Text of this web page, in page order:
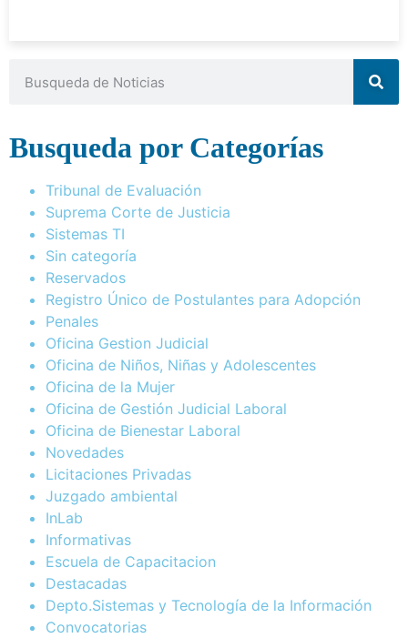
Busqueda por Categorías
Tribunal de Evaluación
Suprema Corte de Justicia
Sistemas TI
Sin categoría
Reservados
Registro Único de Postulantes para Adopción
Penales
Oficina Gestion Judicial
Oficina de Niños, Niñas y Adolescentes
Oficina de la Mujer
Oficina de Gestión Judicial Laboral
Oficina de Bienestar Laboral
Novedades
Licitaciones Privadas
Juzgado ambiental
InLab
Informativas
Escuela de Capacitacion
Destacadas
Depto.Sistemas y Tecnología de la Información
Convocatorias